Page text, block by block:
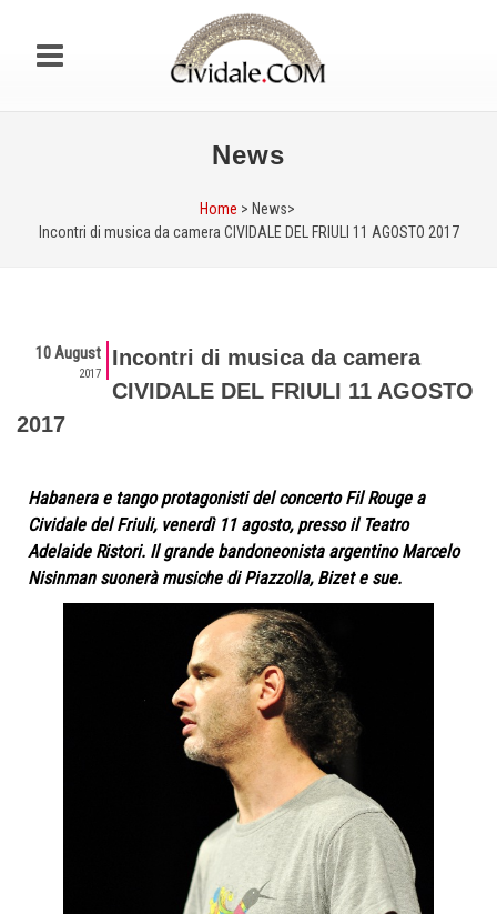
News
Home > News>
Incontri di musica da camera CIVIDALE DEL FRIULI 11 AGOSTO 2017
10 August
2017
Incontri di musica da camera
CIVIDALE DEL FRIULI 11 AGOSTO
2017
Habanera e tango protagonisti del concerto Fil Rouge a
Cividale del Friuli, venerdì 11 agosto, presso il Teatro
Adelaide Ristori. Il grande bandoneonista argentino Marcelo
Nisinman suonerà musiche di Piazzolla, Bizet e sue.